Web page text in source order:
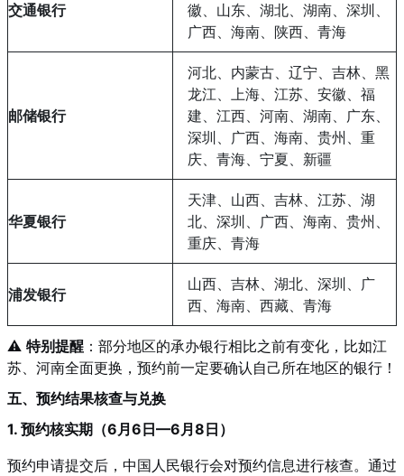
交通银行
徽、山东、湖北、湖南、深圳、
广西、海南、陕西、青海
邮储银行
河北、内蒙古、辽宁、吉林、黑
龙江、上海、江苏、安徽、福
建、江西、河南、湖南、广东、
深圳、广西、海南、贵州、重
庆、青海、宁夏、新疆
华夏银行
天津、山西、吉林、江苏、湖
北、深圳、广西、海南、贵州、
重庆、青海
浦发银行
山西、吉林、湖北、深圳、广
西、海南、西藏、青海
⚠️ 特别提醒 ：部分地区的承办银行相比之前有变化，比如江
苏、河南全面更换，预约前一定要确认自己所在地区的银行 ！
五、预约结果核查与兑换
1. 预约核实期（6月6日—6月8日）
预约申请提交后，中国人民银行会对预约信息进行核查。通过